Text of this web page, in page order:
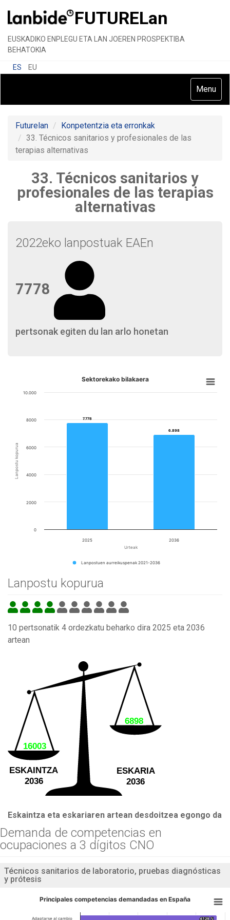
FUTURELan
EUSKADIKO ENPLEGU ETA LAN JOEREN PROSPEKTIBA
BEHATOKIA
ES EU
Toggle
Menu
Futurelan
Konpetentzia eta erronkak
33. Técnicos sanitarios y profesionales de las
terapias alternativas
33. Técnicos sanitarios y
profesionales de las terapias
alternativas
2022eko lanpostuak EAEn
7778
pertsonak egiten du lan arlo honetan
Urteak
Lanpostu kopurua
Sektorekako bilakaera
7.778
7.778
6.898
6.898
Lanpostuen aurreikuspenak 2021-2036
2025 2036
0
2000
4000
6000
8000
10.000
Lanpostu kopurua
10 pertsonatik 4 ordezkatu beharko dira 2025 eta 2036
artean
16003
6898
ESKAINTZA
2036
ESKARIA
2036
Eskaintza eta eskariaren artean desdoitzea egongo da
Demanda de competencias en
ocupaciones a 3 dígitos CNO
Técnicos sanitarios de laboratorio, pruebas diagnósticas
y prótesis
Principales competencias demandadas en España
47.29 %
47.29 %
Adaptarse al cambio